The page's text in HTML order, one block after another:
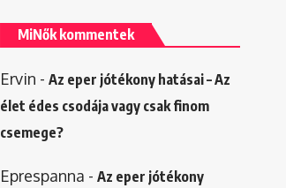
MiNők kommentek
Ervin - Az eper jótékony hatásai – Az
élet édes csodája vagy csak finom
csemege?
Eprespanna - Az eper jótékony